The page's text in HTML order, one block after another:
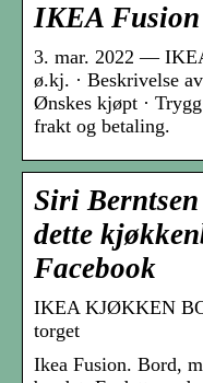
IKEA Fusion
3. mar. 2022 —
ø.kj. · Beskrivelse
Ønskes kjøpt ·
frakt og betaling.
Siri
dette
Facebook
IKEA KJØKKEN
torget
Ikea Fusion. Bord,